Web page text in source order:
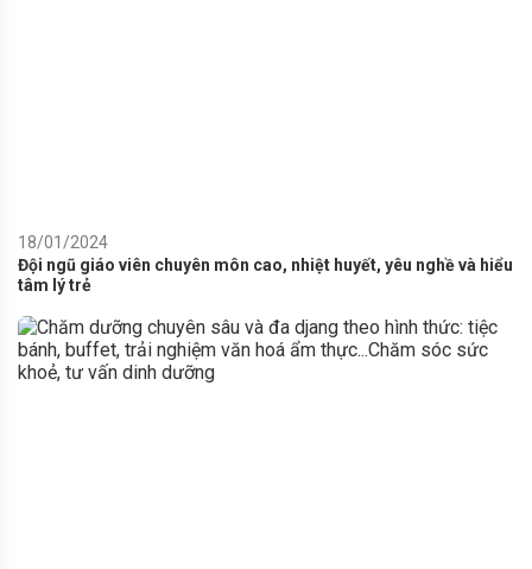
18/01/2024
Đội ngũ giáo viên chuyên môn cao, nhiệt huyết, yêu nghề và hiểu
tâm lý trẻ